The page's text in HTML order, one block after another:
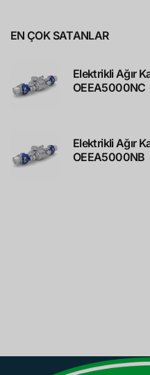
EN ÇOK SATANLAR
Elektrikli Ağır
OEEA5000NC
Elektrikli Ağır
OEEA5000NB